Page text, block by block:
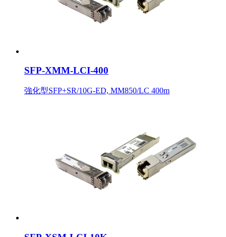
SFP-XMM-LCI-400
強化型SFP+SR/10G-ED, MM850/LC 400m